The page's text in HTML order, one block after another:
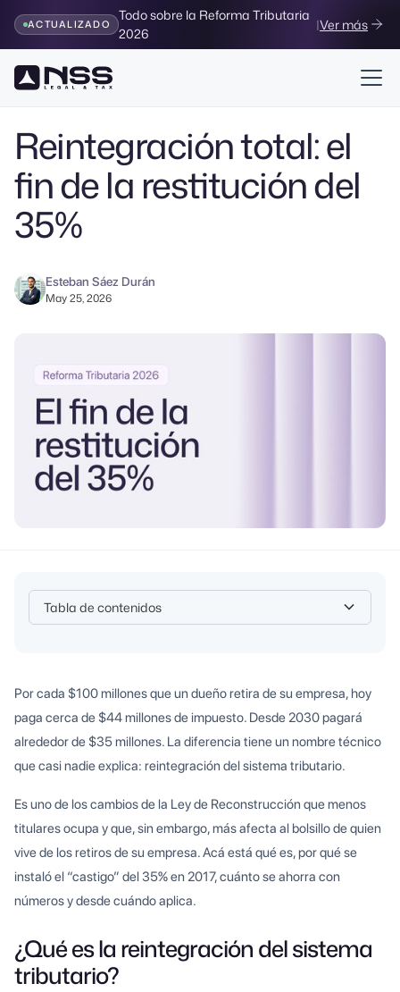
ACTUALIZADO
Todo sobre la Reforma Tributaria
2026
|Ver más
Volver al Blog
Reintegración total: el
fin de la restitución del
35%
Esteban Sáez Durán
May 25, 2026
Tabla de contenidos
Por cada $100 millones que un dueño retira de su empresa, hoy
paga cerca de $44 millones de impuesto. Desde 2030 pagará
alrededor de $35 millones. La diferencia tiene un nombre técnico
que casi nadie explica: reintegración del sistema tributario.
Es uno de los cambios de la Ley de Reconstrucción que menos
titulares ocupa y que, sin embargo, más afecta al bolsillo de quien
vive de los retiros de su empresa. Acá está qué es, por qué se
instaló el “castigo” del 35% en 2017, cuánto se ahorra con
números y desde cuándo aplica.
¿Qué es la reintegración del sistema
tributario?